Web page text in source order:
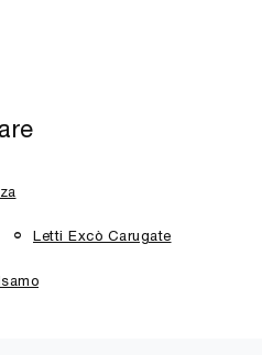
Letti Excò Carugate